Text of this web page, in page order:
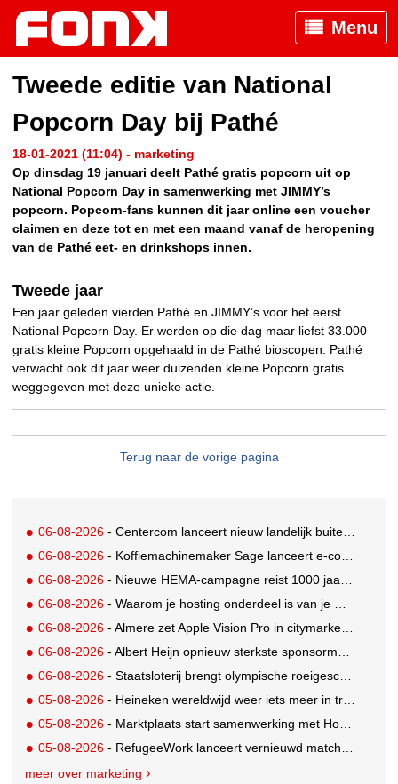
Menu
Tweede editie van National
Popcorn Day bij Pathé
18-01-2021 (11:04) - marketing
Op dinsdag 19 januari deelt Pathé gratis popcorn uit op
National Popcorn Day in samenwerking met JIMMY’s
popcorn. Popcorn-fans kunnen dit jaar online een voucher
claimen en deze tot en met een maand vanaf de heropening
van de Pathé eet- en drinkshops innen.
Tweede jaar
Een jaar geleden vierden Pathé en JIMMY’s voor het eerst
National Popcorn Day. Er werden op die dag maar liefst 33.000
gratis kleine Popcorn opgehaald in de Pathé bioscopen. Pathé
verwacht ook dit jaar weer duizenden kleine Popcorn gratis
weggegeven met deze unieke actie.
Terug naar de vorige pagina
06-08-2026 - Centercom lanceert nieuw landelijk buitereclamenetwerk: City Cubes
06-08-2026 - Koffiemachinemaker Sage lanceert e-commerceplatform voor koffieliefhebbers
06-08-2026 - Nieuwe HEMA-campagne reist 1000 jaar terug in de tijd naar 'Hemastein'
06-08-2026 - Waarom je hosting onderdeel is van je merkstrategie
06-08-2026 - Almere zet Apple Vision Pro in citymarketing
06-08-2026 - Albert Heijn opnieuw sterkste sponsormerk, PostNL daalt
06-08-2026 - Staatsloterij brengt olympische roeigeschiedenis tot leven voor WK Roeien
05-08-2026 - Heineken wereldwijd weer iets meer in trek
05-08-2026 - Marktplaats start samenwerking met House of Cars
05-08-2026 - RefugeeWork lanceert vernieuwd matchingplatform voor nieuwkomers en werkgevers
meer over marketing